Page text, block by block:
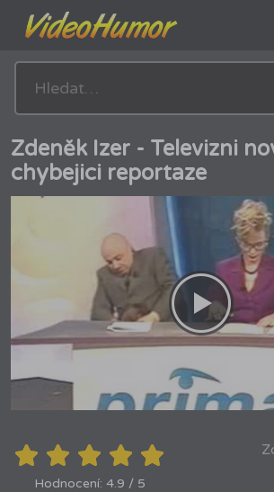
Zdeněk Izer - Televizni
chybejici reportaze
Hodnocení: 4.9 / 5